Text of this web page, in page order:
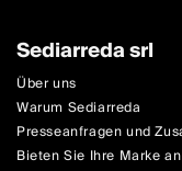
Sediarreda srl
Über uns
Warum Sediarreda
Presseanfragen und
Bieten Sie Ihre Marke an